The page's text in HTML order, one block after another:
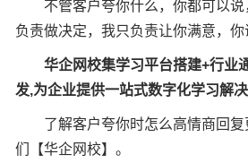
不管客户夸你什么，你都可以说
负责做决定，我只负责让你满意，
华企网校集学习平台搭建+行业
发,为企业提供一站式数字化学习解决
了解客户夸你时怎么高情商回复
们【华企网校】。